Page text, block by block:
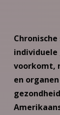
individuele
voorkomt,
en